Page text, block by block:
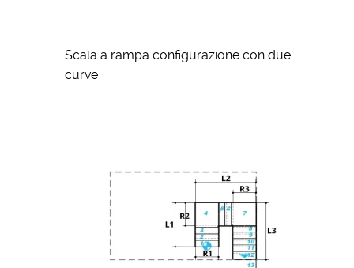
Scala a rampa configurazione con due
curve